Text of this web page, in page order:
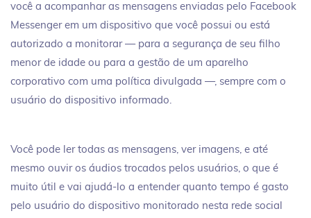
você a acompanhar as mensagens enviadas pelo Facebook
Messenger em um dispositivo que você possui ou está
autorizado a monitorar — para a segurança de seu filho
menor de idade ou para a gestão de um aparelho
corporativo com uma política divulgada —, sempre com o
usuário do dispositivo informado.
Você pode ler todas as mensagens, ver imagens, e até
mesmo ouvir os áudios trocados pelos usuários, o que é
muito útil e vai ajudá-lo a entender quanto tempo é gasto
pelo usuário do dispositivo monitorado nesta rede social